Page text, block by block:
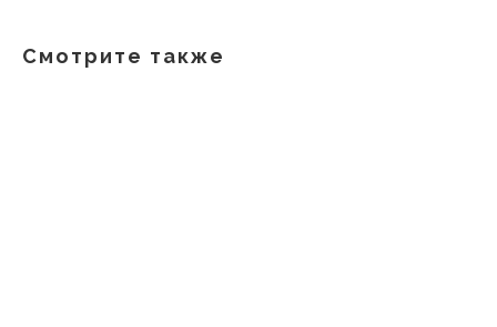
Смотрите также